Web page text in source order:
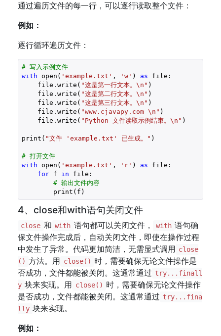
通过遍历文件的每一行，可以逐行读取整个文件：
例如：
逐行循环遍历文件：
# 写入示例文件
with open( 'example.txt' , 'w' ) as file:
    file.write(
"这是第一行文本。\n" )
    file.write(
"这是第二行文本。\n" )
    file.write(
"这是第三行文本。\n" )
    file.write(
"www.cjavapy.com \n" )
    file.write(
"Python 文件读取示例结束。\n" )
print( "文件 'example.txt' 已生成。" )
# 打开文件
with open( 'example.txt' , 'r' ) as file:
for f in file:
# 输出文件内容
        print(f)
4、close和with语句关闭文件
close 和 with 语句都可以关闭文件， with 语句确
保文件操作完成后，自动关闭文件，即使在操作过程
中发生了异常。代码更加简洁，无需显式调用 close
() 方法。用 close() 时，需要确保无论文件操作是
否成功，文件都能被关闭。这通常通过 try...finall
y 块来实现。用 close() 时，需要确保无论文件操作
是否成功，文件都能被关闭。这通常通过 try...fina
lly 块来实现。
例如：